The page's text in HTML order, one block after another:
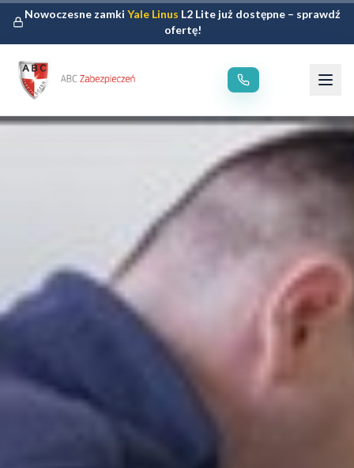
Nowoczesne zamkiYale Linus L2 Lite już dostępne – sprawdź
ofertę!